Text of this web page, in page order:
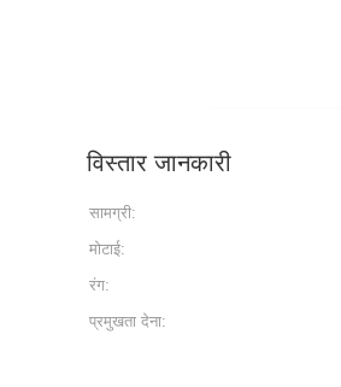
विस्तार जानकारी
सामग्री:
मोटाई:
रंग:
प्रमुखता देना: